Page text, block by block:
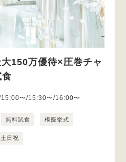
大150万優待×圧巻チャ
〜/15:30〜/16:00〜
無料試食 模擬挙式
土日祝